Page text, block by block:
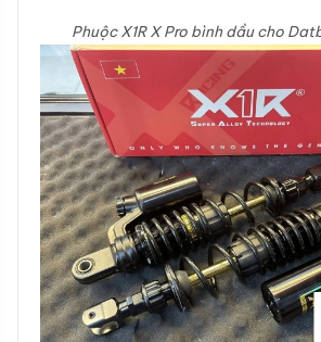
Phuộc X1R X Pro bình dầu cho